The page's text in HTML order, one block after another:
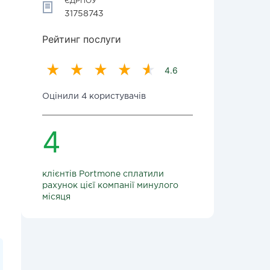
31758743
Рейтинг послуги
4.6
Оцінили 4 користувачів
4
клієнтів Portmone сплатили
рахунок цієї компанії минулого
місяця